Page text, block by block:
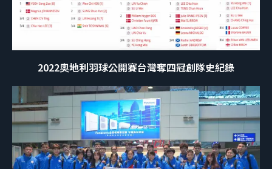
2022奧地利羽球公開賽台灣奪四冠創隊史紀錄